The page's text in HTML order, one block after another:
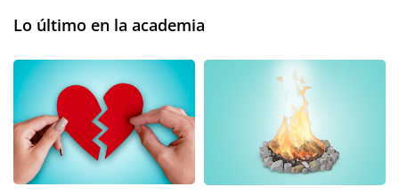
Lo último en la academia